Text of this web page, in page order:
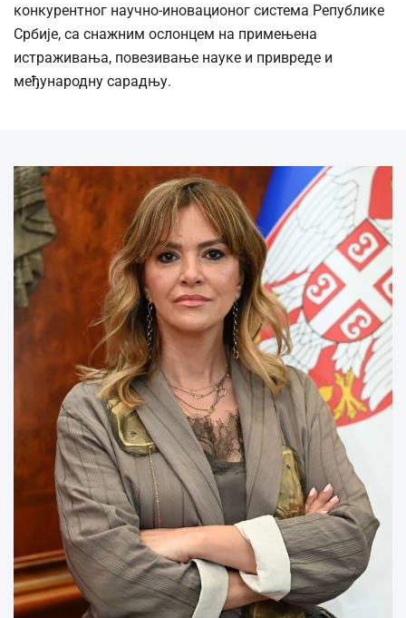
конкурентног научно-иновационог система Републике
Србије, са снажним ослонцем на примењена
истраживања, повезивање науке и привреде и
међународну сарадњу.